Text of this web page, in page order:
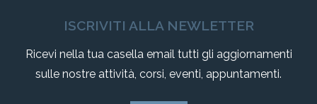
ISCRIVITI ALLA NEWLETTER
Ricevi nella tua casella email tutti gli aggiornamenti
sulle nostre attività, corsi, eventi, appuntamenti.